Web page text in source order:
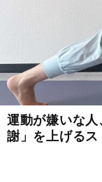
運動が嫌いな
謝」を上げるス